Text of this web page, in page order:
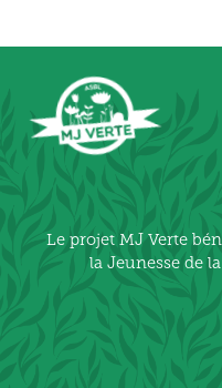
Le projet MJ Verte
la Jeunesse de